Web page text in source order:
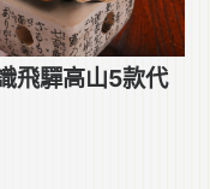
飛驒高山5款代